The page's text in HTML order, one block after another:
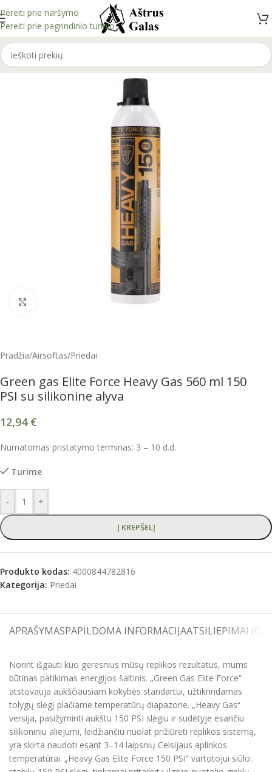
Pereiti prie naršymo
Pereiti prie pagrindinio turinio
Spustelėkite, kad padidintumėte
Pradžia/Airsoftas/Priedai
Green gas Elite Force Heavy Gas 560 ml 150
PSI su silikonine alyva
12,94 €
Numatomas pristatymo terminas: 3 – 10 d.d.
Turime
- +
Į KREPŠELĮ
Produkto kodas: 4000844782816
Kategorija: Priedai
APRAŠYMASPAPILDOMA INFORMACIJAATSILIEPIMAI (0)
Norint išgauti kuo geresnius mūsų replikos rezultatus, mums
būtinas patikimas energijos šaltinis. „Green Gas Elite Force“
atstovauja aukščiausiam kokybės standartui, užtikrindamas
tolygų slėgį plačiame temperatūrų diapazone. „Heavy Gas“
versija, pasižyminti aukštu 150 PSI slėgiu ir sudėtyje esančiu
silikoniniu aliejumi, leidžiančiu nuolat prižiūrėti replikos sistemą,
yra skirta naudoti esant 3–14 laipsnių Celsijaus aplinkos
temperatūrai. „Heavy Gas Elite Force 150 PSI“ vartotojui siūlo: